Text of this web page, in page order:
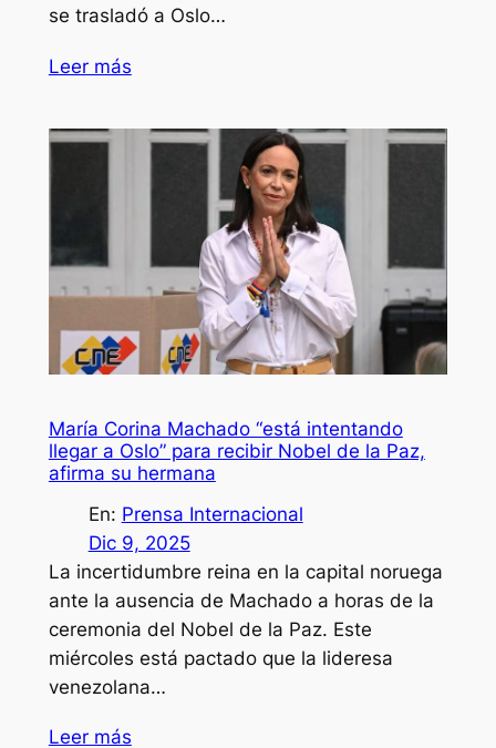
se trasladó a Oslo…
Leer más
María Corina Machado “está intentando
llegar a Oslo” para recibir Nobel de la Paz,
afirma su hermana
En: Prensa Internacional
Dic 9, 2025
La incertidumbre reina en la capital noruega
ante la ausencia de Machado a horas de la
ceremonia del Nobel de la Paz. Este
miércoles está pactado que la lideresa
venezolana…
Leer más